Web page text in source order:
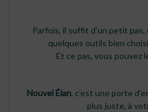
Parfois, il suffit d’un petit
quelques outils bien
Et ce pas, vous pouvez
Nouvel Élan, c’est une porte
plus juste, à